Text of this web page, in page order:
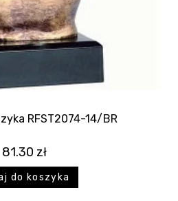
RFST2074-14/BR
81.30 zł
do koszyka